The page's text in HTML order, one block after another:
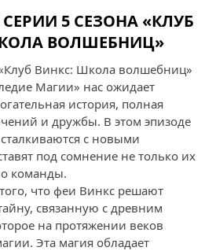
5 СЕЗОНА «КЛУБ
ВОЛШЕБНИЦ»
Винкс: Школа волшебниц»
Магии» нас ожидает
история, полная
и дружбы. В этом эпизоде
с новыми
под сомнение не только их
команды.
что феи Винкс решают
связанную с древним
на протяжении веков
Эта магия обладает